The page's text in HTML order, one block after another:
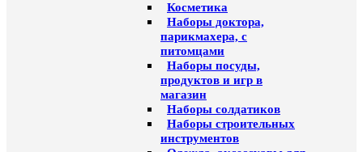
Косметика
Наборы доктора,
парикмахера, с
питомцами
Наборы посуды,
продуктов и игр в
магазин
Наборы солдатиков
Наборы строительных
инструментов